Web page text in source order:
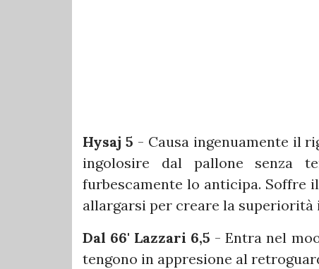
Hysaj 5 - Causa ingenuamente il
ingolosire dal pallone senza
furbescamente lo anticipa. Soffre
allargarsi per creare la superiorità
Dal 66' Lazzari 6,5 - Entra nel
tengono in appresione al